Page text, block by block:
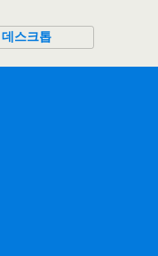
데스크톱